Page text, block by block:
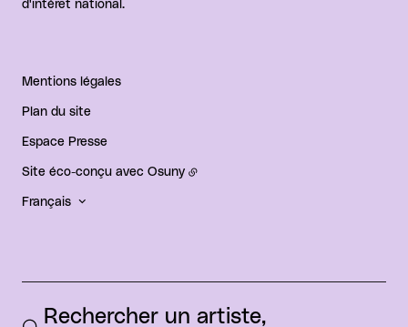
d'intérêt national.
Mentions légales
Plan du site
Espace Presse
Site éco-conçu avec Osuny
Français
Rechercher un artiste,